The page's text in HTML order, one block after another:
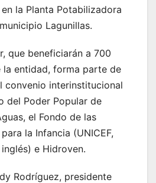
la Planta Potabilizadora
Lagunillas.
que beneficiarán a 700
la entidad, forma parte de
convenio interinstitucional
del Poder Popular de
el Fondo de las
la Infancia (UNICEF,
e Hidroven.
Rodríguez, presidente